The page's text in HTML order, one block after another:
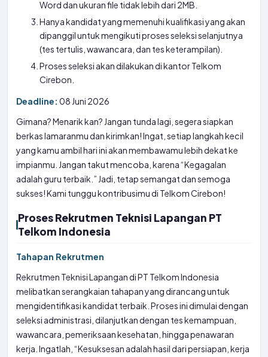
Word dan ukuran file tidak lebih dari 2MB.
Hanya kandidat yang memenuhi kualifikasi yang akan
dipanggil untuk mengikuti proses seleksi selanjutnya
(tes tertulis, wawancara, dan tes keterampilan).
Proses seleksi akan dilakukan di kantor Telkom
Cirebon.
Deadline: 08 Juni 2026
Gimana? Menarik kan? Jangan tunda lagi, segera siapkan
berkas lamaranmu dan kirimkan! Ingat, setiap langkah kecil
yang kamu ambil hari ini akan membawamu lebih dekat ke
impianmu. Jangan takut mencoba, karena “Kegagalan
adalah guru terbaik.” Jadi, tetap semangat dan semoga
sukses! Kami tunggu kontribusimu di Telkom Cirebon!
Proses Rekrutmen Teknisi Lapangan PT
Telkom Indonesia
Tahapan Rekrutmen
Rekrutmen Teknisi Lapangan di PT Telkom Indonesia
melibatkan serangkaian tahapan yang dirancang untuk
mengidentifikasi kandidat terbaik. Proses ini dimulai dengan
seleksi administrasi, dilanjutkan dengan tes kemampuan,
wawancara, pemeriksaan kesehatan, hingga penawaran
kerja. Ingatlah, “Kesuksesan adalah hasil dari persiapan, kerja